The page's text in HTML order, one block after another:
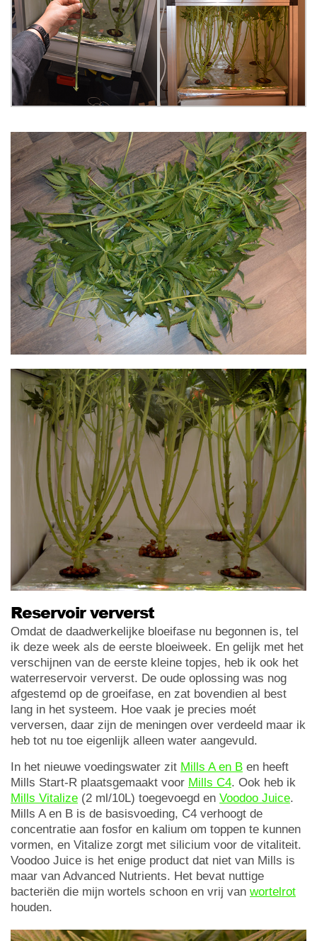
Reservoir ververst
Omdat de daadwerkelijke bloeifase nu begonnen is, tel
ik deze week als de eerste bloeiweek. En gelijk met het
verschijnen van de eerste kleine topjes, heb ik ook het
waterreservoir ververst. De oude oplossing was nog
afgestemd op de groeifase, en zat bovendien al best
lang in het systeem. Hoe vaak je precies moét
verversen, daar zijn de meningen over verdeeld maar ik
heb tot nu toe eigenlijk alleen water aangevuld.
In het nieuwe voedingswater zit Mills A en B en heeft
Mills Start-R plaatsgemaakt voor Mills C4. Ook heb ik
Mills Vitalize (2 ml/10L) toegevoegd en Voodoo Juice.
Mills A en B is de basisvoeding, C4 verhoogt de
concentratie aan fosfor en kalium om toppen te kunnen
vormen, en Vitalize zorgt met silicium voor de vitaliteit.
Voodoo Juice is het enige product dat niet van Mills is
maar van Advanced Nutrients. Het bevat nuttige
bacteriën die mijn wortels schoon en vrij van wortelrot
houden.